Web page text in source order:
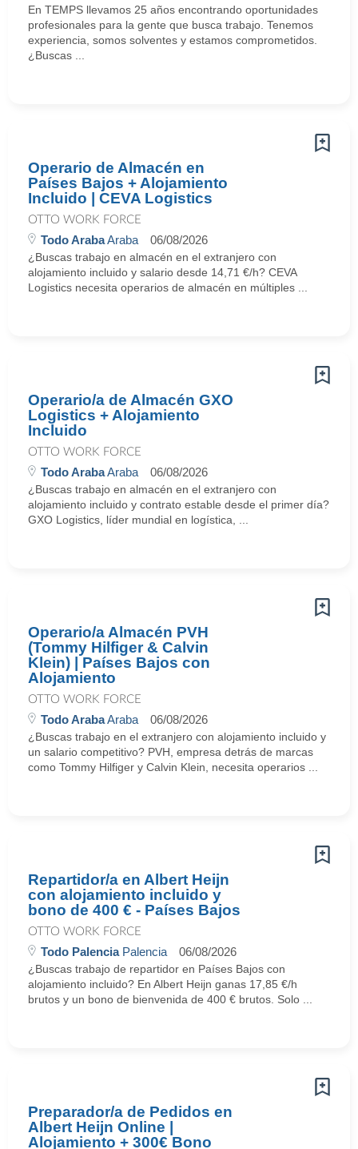
En TEMPS llevamos 25 años encontrando oportunidades
profesionales para la gente que busca trabajo. Tenemos
experiencia, somos solventes y estamos comprometidos.
¿Buscas ...
Operario de Almacén en
Países Bajos + Alojamiento
Incluido | CEVA Logistics
OTTO WORK FORCE
Todo ArabaAraba 06/08/2026
¿Buscas trabajo en almacén en el extranjero con
alojamiento incluido y salario desde 14,71 €/h? CEVA
Logistics necesita operarios de almacén en múltiples ...
Operario/a de Almacén GXO
Logistics + Alojamiento
Incluido
OTTO WORK FORCE
Todo ArabaAraba 06/08/2026
¿Buscas trabajo en almacén en el extranjero con
alojamiento incluido y contrato estable desde el primer día?
GXO Logistics, líder mundial en logística, ...
Operario/a Almacén PVH
(Tommy Hilfiger & Calvin
Klein) | Países Bajos con
Alojamiento
OTTO WORK FORCE
Todo ArabaAraba 06/08/2026
¿Buscas trabajo en el extranjero con alojamiento incluido y
un salario competitivo? PVH, empresa detrás de marcas
como Tommy Hilfiger y Calvin Klein, necesita operarios ...
Repartidor/a en Albert Heijn
con alojamiento incluido y
bono de 400 € - Países Bajos
OTTO WORK FORCE
Todo PalenciaPalencia 06/08/2026
¿Buscas trabajo de repartidor en Países Bajos con
alojamiento incluido? En Albert Heijn ganas 17,85 €/h
brutos y un bono de bienvenida de 400 € brutos. Solo ...
Preparador/a de Pedidos en
Albert Heijn Online |
Alojamiento + 300€ Bono